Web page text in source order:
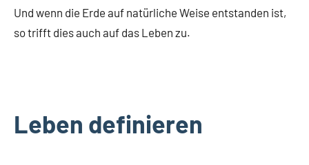
Und wenn die Erde auf natürliche Weise entstanden ist,
so trifft dies auch auf das Leben zu.
Leben definieren